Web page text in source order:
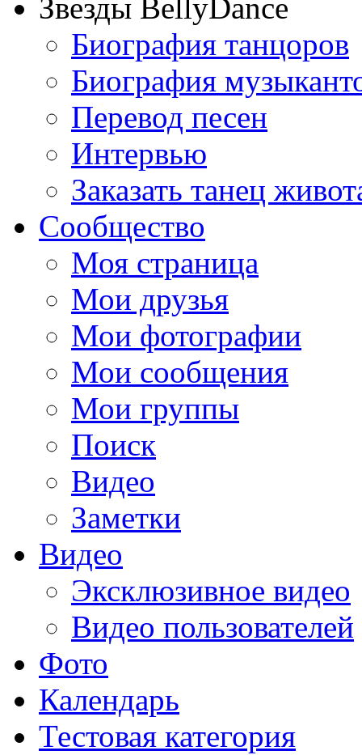
Звезды BellyDance
Биография танцоров
Биография
Перевод песен
Интервью
Заказать танец
Сообщество
Моя страница
Мои друзья
Мои фотографии
Мои сообщения
Мои группы
Поиск
Видео
Заметки
Видео
Эксклюзивное видео
Видео пользователей
Фото
Календарь
Тестовая категория